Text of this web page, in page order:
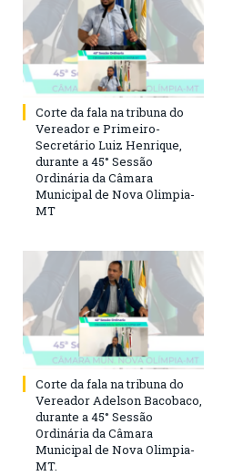
Corte da fala na tribuna do
Vereador e Primeiro-
Secretário Luiz Henrique,
durante a 45° Sessão
Ordinária da Câmara
Municipal de Nova Olimpia-
MT
Corte da fala na tribuna do
Vereador Adelson Bacobaco,
durante a 45° Sessão
Ordinária da Câmara
Municipal de Nova Olimpia-
MT.